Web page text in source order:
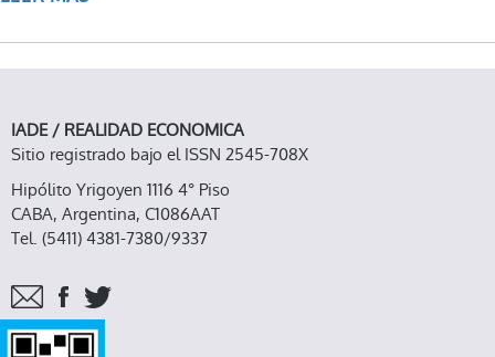
IADE / REALIDAD ECONOMICA
Sitio registrado bajo el ISSN 2545-708X
Hipólito Yrigoyen 1116 4° Piso
CABA, Argentina, C1086AAT
Tel. (5411) 4381-7380/9337